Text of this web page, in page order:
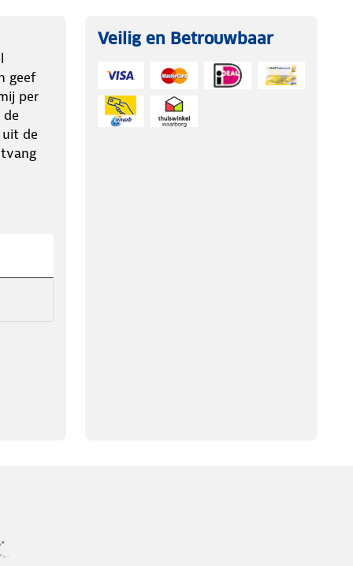
geef
per
de
uit de
Veilig en Betrouwbaar